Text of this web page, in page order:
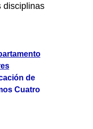
disciplinas
de
Cuatro